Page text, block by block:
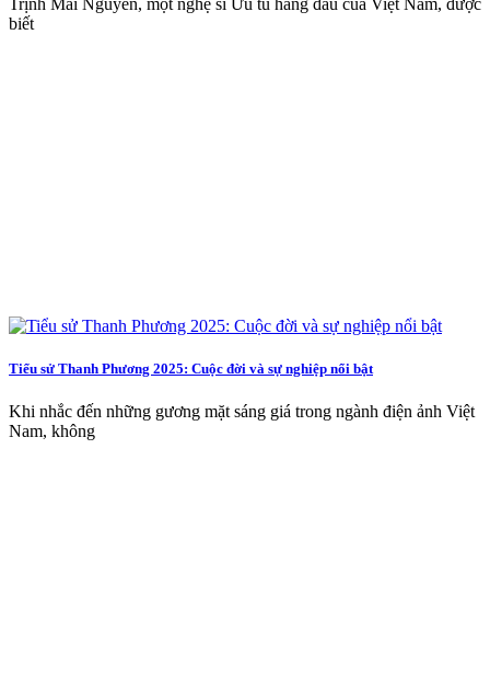
biết
Tiểu sử Thanh Phương 2025: Cuộc đời và sự nghiệp nổi bật
Khi nhắc đến những gương mặt sáng giá trong ngành điện ảnh Việt
Nam, không